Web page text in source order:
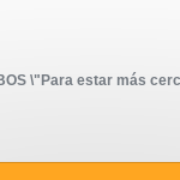
\"Para estar más